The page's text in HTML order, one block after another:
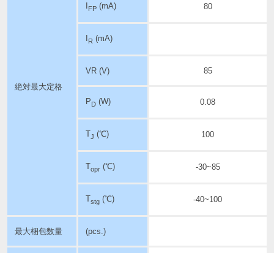
絶対最大定格
FP(mA) 80
R (mA)
VR (V) 85
PD(W) 0.08
TJ (℃) 100
Topr(℃) -30~85
Tstg(℃) -40~100
最大梱包数量 (pcs.)